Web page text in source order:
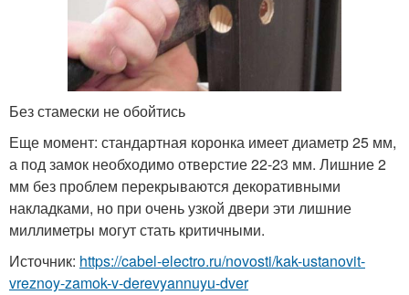
Без стамески не обойтись
Еще момент: стандартная коронка имеет диаметр 25 мм,
а под замок необходимо отверстие 22-23 мм. Лишние 2
мм без проблем перекрываются декоративными
накладками, но при очень узкой двери эти лишние
миллиметры могут стать критичными.
Источник: https://cabel-electro.ru/novosti/kak-ustanovit-
vreznoy-zamok-v-derevyannuyu-dver